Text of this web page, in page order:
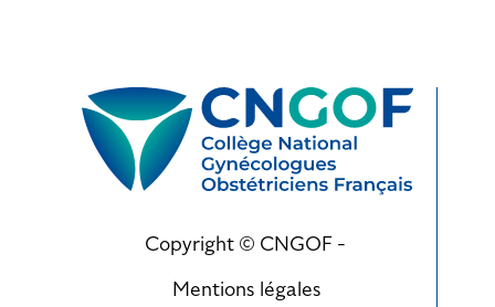
Copyright © CNGOF -
Mentions légales